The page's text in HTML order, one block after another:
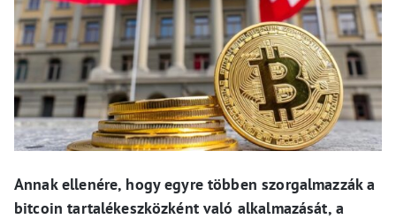
Annak ellenére, hogy egyre többen szorgalmazzák a
bitcoin tartalékeszközként való alkalmazását, a